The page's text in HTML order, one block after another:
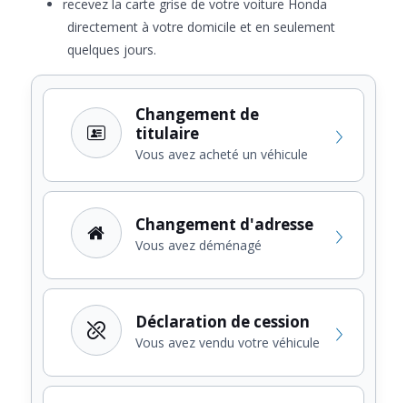
recevez la carte grise de votre voiture Honda
directement à votre domicile et en seulement
quelques jours.
Changement de
titulaire
Vous avez acheté un véhicule
Changement d'adresse
Vous avez déménagé
Déclaration de cession
Vous avez vendu votre véhicule